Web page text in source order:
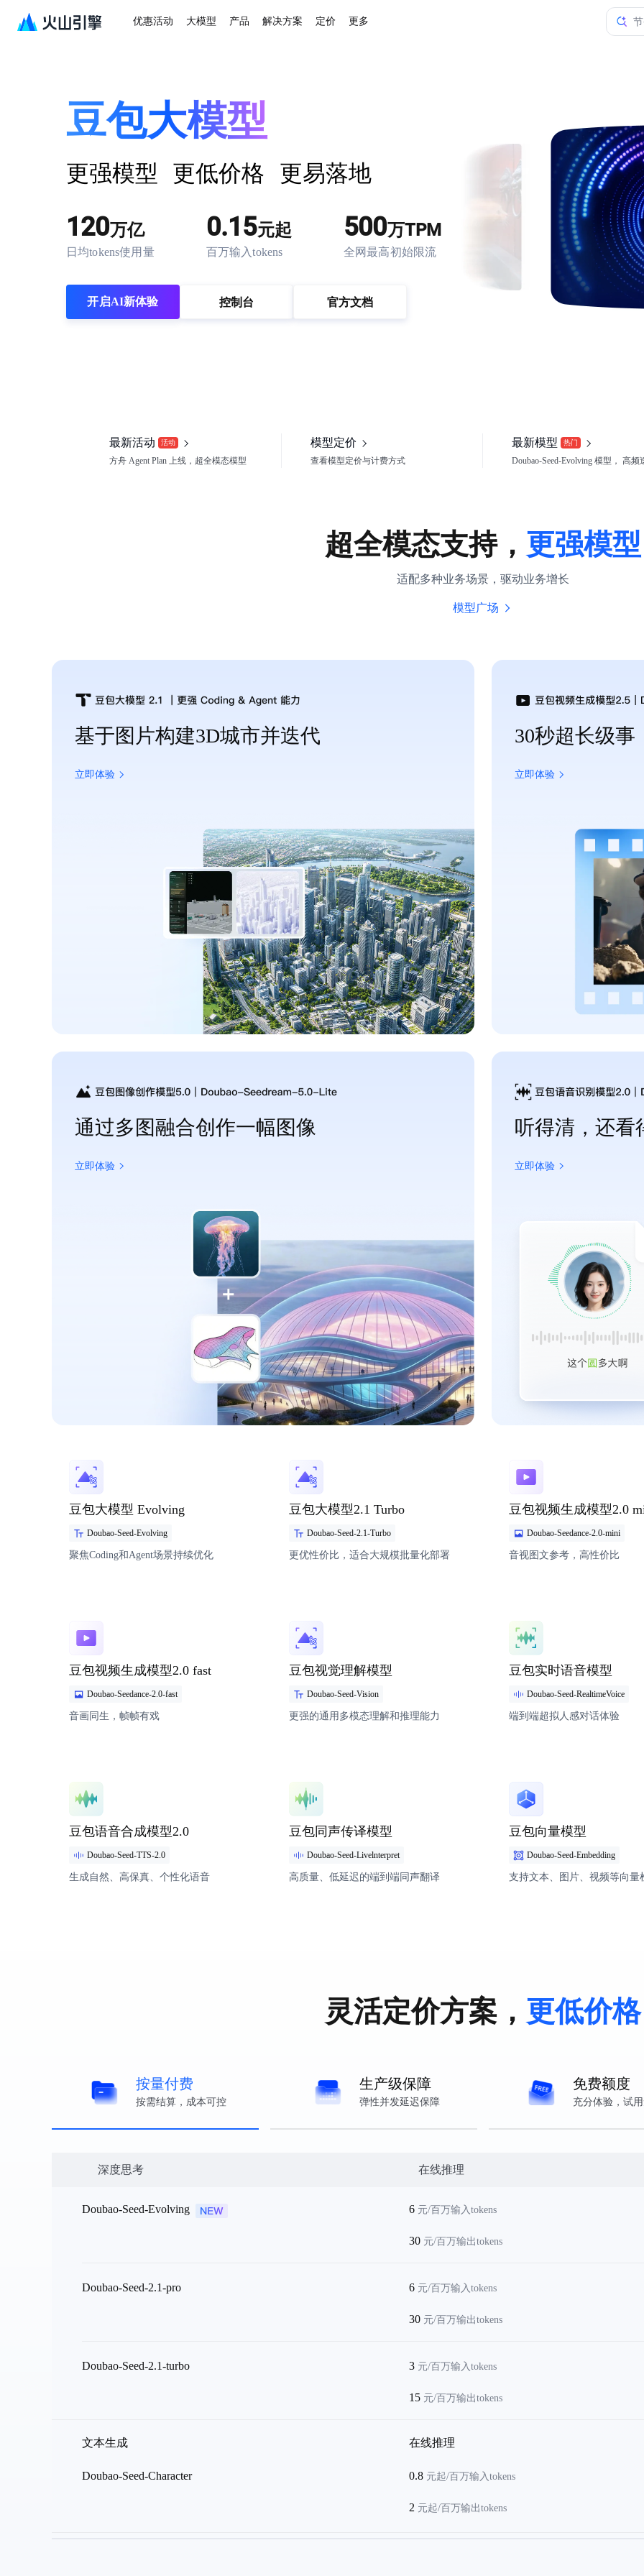
优惠活动 大模型 产品 解决方案 定价 更多
豆包大模型
更强模型 更低价格 更易落地
120万亿
日均tokens使用量
0.15元起
百万输入tokens
500万TPM
全网最高初始限流
开启AI新体验 控制台 官方文档
最新活动 活动
方舟 Agent Plan 上线，超全模态模型
模型定价
查看模型定价与计费方式
最新模型 热门
Doubao-Seed-Evolving 模型， 高频
超全模态支持， 更强模型
适配多种业务场景，驱动业务增长
模型广场
基于图片构建3D城市并迭代
立即体验
30秒超长级事
立即体验
通过多图融合创作一幅图像
立即体验
听得清，还看
立即体验
豆包大模型 Evolving
Doubao-Seed-Evolving
聚焦Coding和Agent场景持续优化
豆包大模型2.1 Turbo
Doubao-Seed-2.1-Turbo
更优性价比，适合大规模批量化部署
豆包视频生成模型2.0
Doubao-Seedance-2.0-mini
音视图文参考，高性价比
豆包视频生成模型2.0 fast
Doubao-Seedance-2.0-fast
音画同生，帧帧有戏
豆包视觉理解模型
Doubao-Seed-Vision
更强的通用多模态理解和推理能力
豆包实时语音模型
Doubao-Seed-RealtimeVoice
端到端超拟人感对话体验
豆包语音合成模型2.0
Doubao-Seed-TTS-2.0
生成自然、高保真、个性化语音
豆包同声传译模型
Doubao-Seed-Livelnterpret
高质量、低延迟的端到端同声翻译
豆包向量模型
Doubao-Seed-Embedding
支持文本、图片、视频等向量
灵活定价方案， 更低价格
按量付费
按需结算，成本可控
生产级保障
弹性并发延迟保障
免费额度
充分体验，试
Doubao-Seed-Evolving 6 元/百万输入tokens
30 元/百万输出tokens
Doubao-Seed-2.1-pro 6 元/百万输入tokens
30 元/百万输出tokens
Doubao-Seed-2.1-turbo 3 元/百万输入tokens
15 元/百万输出tokens
文本生成 在线推理
Doubao-Seed-Character 0.8 元起/百万输入tokens
2 元起/百万输出tokens
深度思考 在线推理